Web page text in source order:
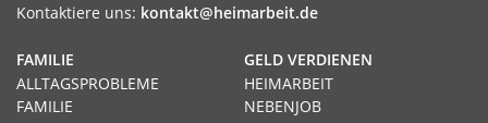
Kontaktiere uns: kontakt@heimarbeit.de
GELD VERDIENEN
HEIMARBEIT
NEBENJOB
FAMILIE
ALLTAGSPROBLEME
FAMILIE